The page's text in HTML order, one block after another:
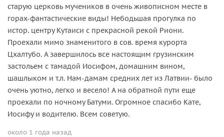
старую церковь мучеников в очень живописном месте в
горах-фантастические виды! Небодьшая прогулка по
истор. центру Кутаиси с прекрасной рекой Риони.
Проехали мимо знаменитого в сов. время курорта
Цхалтубо. А завершилось все настоящим грузинским
застольем с тамадой Иосифом, домашним вином,
шашлыком и т.л. Нам-дамам средних лет из Латвии- было
очень уютно, легко и весело! А на обратной пути еще
проехали по ночному Батуми. Огромное спасибо Кате,
Иосифу и водителю. Всем советую.
около 1 года назад